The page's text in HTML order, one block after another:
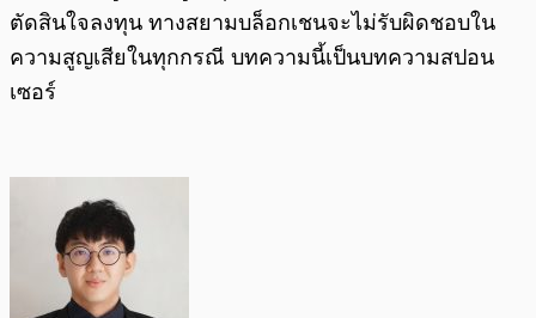
ตัดสินใจลงทุน ทางสยามบล็อกเชนจะไม่รับผิดชอบใน
ความสูญเสียในทุกกรณี บทความนี้เป็นบทความสปอน
เซอร์